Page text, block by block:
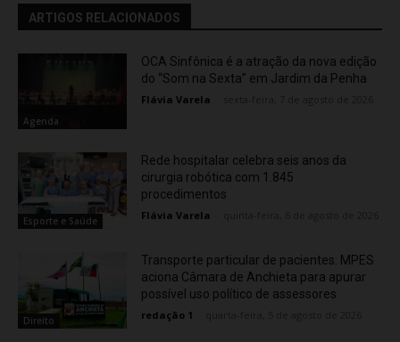
ARTIGOS RELACIONADOS
Agenda
OCA Sinfônica é a atração da nova edição
do “Som na Sexta” em Jardim da Penha
Flávia Varela
Esporte e Saúde
Rede hospitalar celebra seis anos da
cirurgia robótica com 1.845
procedimentos
Flávia Varela
Direito
Transporte particular de pacientes: MPES
aciona Câmara de Anchieta para apurar
possível uso político de assessores
redação 1